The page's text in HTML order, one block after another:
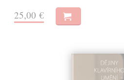
25,00 €